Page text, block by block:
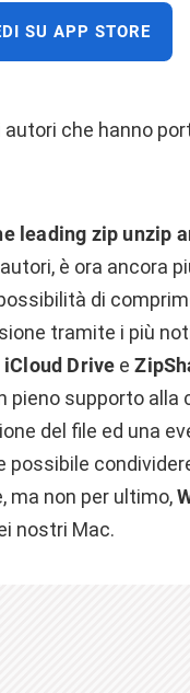
SU APP STORE
autori che hanno
leading zip unzip
è ora ancora
di
tramite i più
iCloud Drive e
pieno supporto alla
del file ed una
possibile
ma non per ultimo,
nostri Mac.